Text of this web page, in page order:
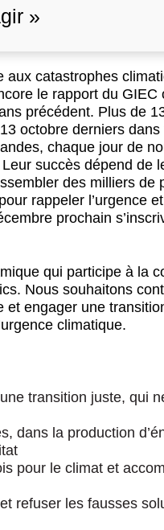
»
catastrophes
le rapport du GIEC
précédent. Plus de
octobre derniers dans
chaque jour de
succès dépend de
des milliers de
rappeler l’urgence
prochain
qui participe à la
Nous souhaitons
engager une
climatique.
transition juste, qui
dans la production
pour le climat et
refuser les fausses